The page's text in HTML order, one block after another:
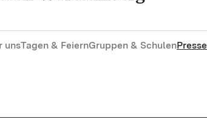
unsTagen & FeiernGruppen & SchulenPresse